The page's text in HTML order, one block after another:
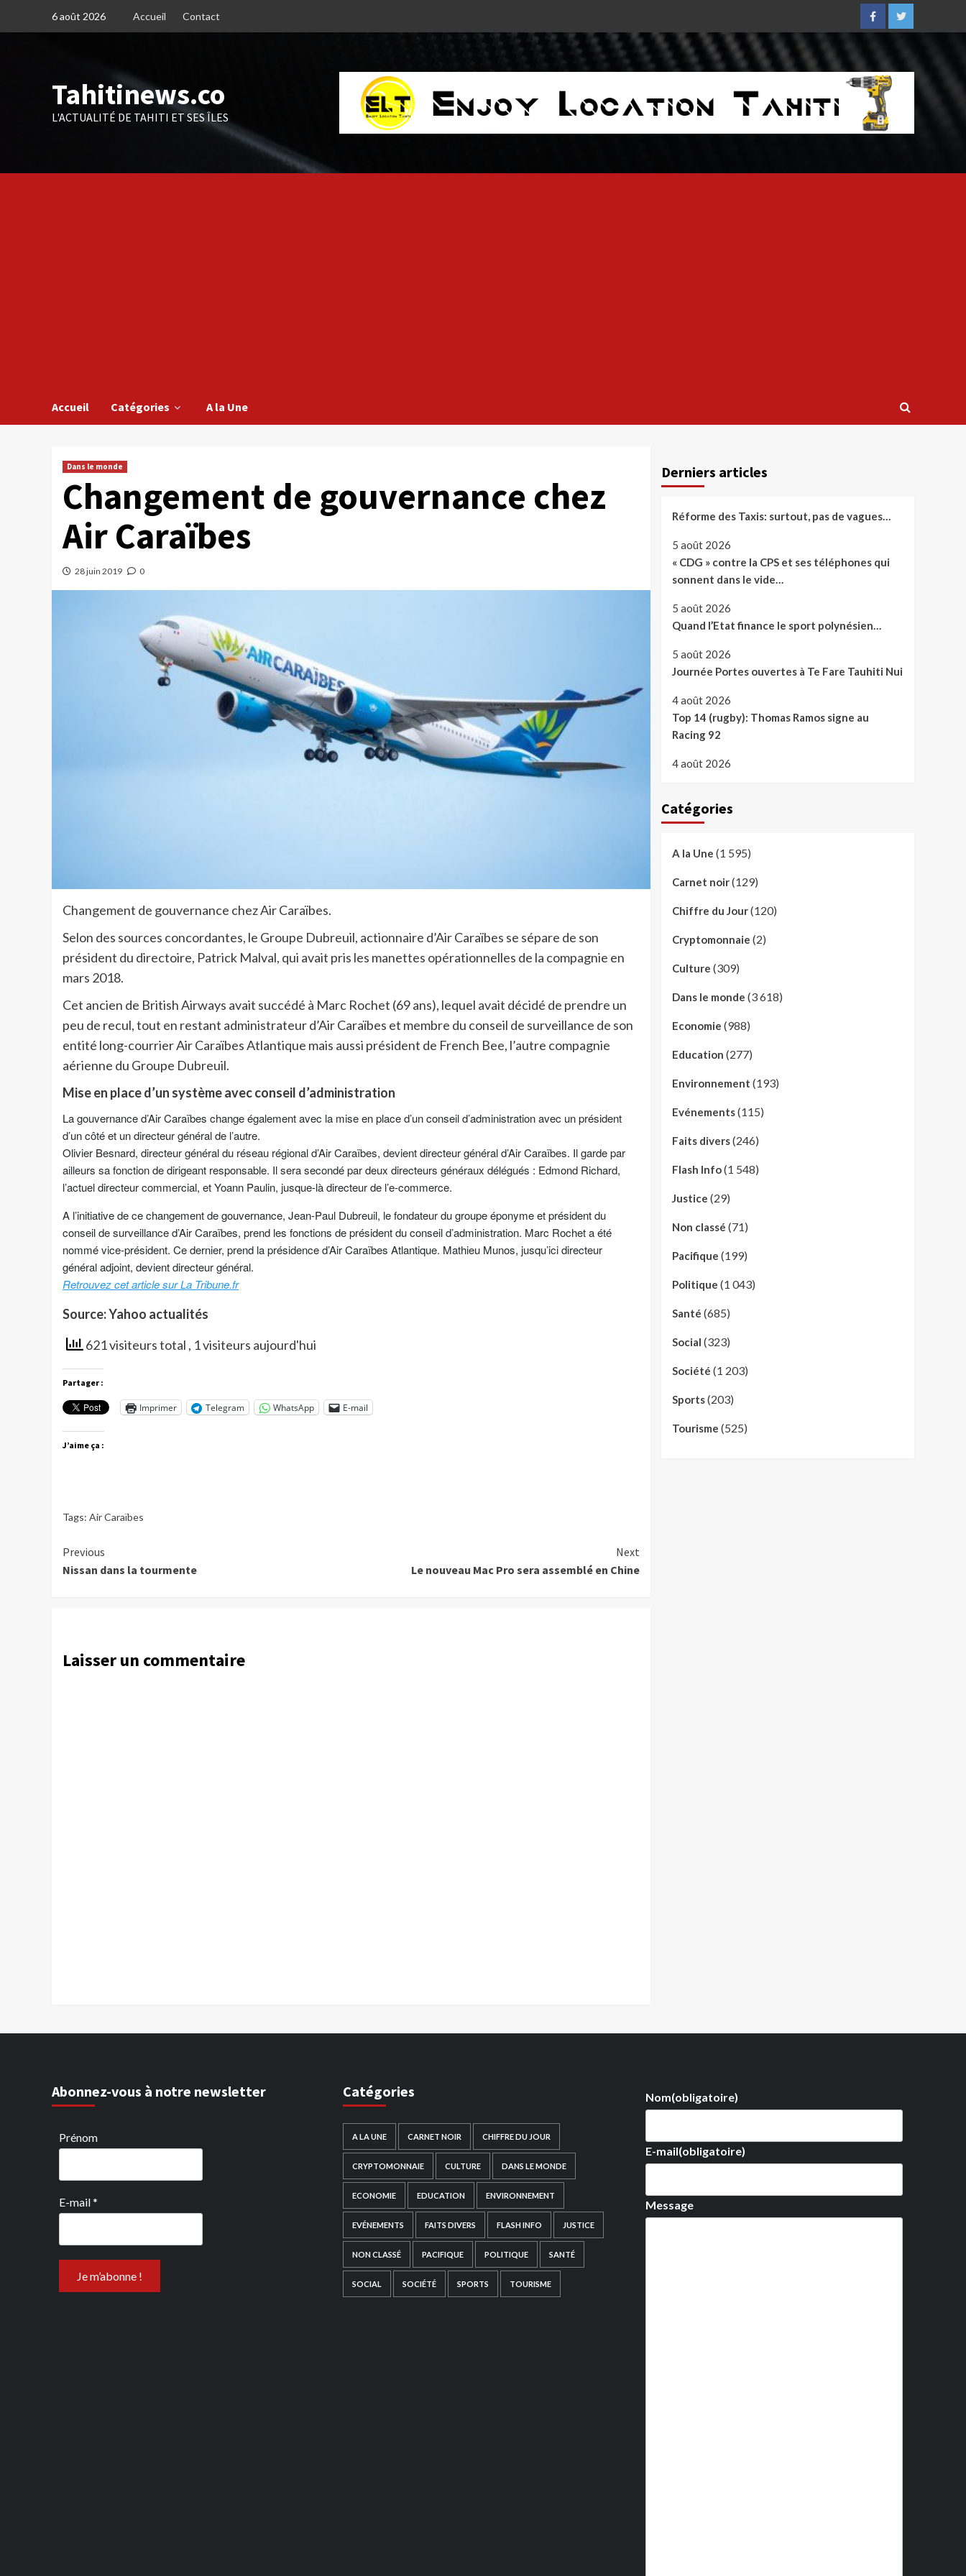
6 août 2026 Accueil Contact
FacebookTwitter
Tahitinews.co
L'ACTUALITÉ DE TAHITI ET SES ÎLES
Accueil Catégories A la Une
Dans le monde
Changement de gouvernance chez
Air Caraïbes
28 juin 2019 0
Changement de gouvernance chez Air Caraïbes.
Selon des sources concordantes, le Groupe Dubreuil, actionnaire d’Air Caraïbes se sépare de son
président du directoire, Patrick Malval, qui avait pris les manettes opérationnelles de la compagnie en
mars 2018.
Cet ancien de British Airways avait succédé à Marc Rochet (69 ans), lequel avait décidé de prendre un
peu de recul, tout en restant administrateur d’Air Caraïbes et membre du conseil de surveillance de son
entité long-courrier Air Caraïbes Atlantique mais aussi président de French Bee, l’autre compagnie
aérienne du Groupe Dubreuil.
Mise en place d’un système avec conseil d’administration
La gouvernance d’Air Caraïbes change également avec la mise en place d’un conseil d’administration avec un président
d’un côté et un directeur général de l’autre.
Olivier Besnard, directeur général du réseau régional d’Air Caraïbes, devient directeur général d’Air Caraïbes. Il garde par
ailleurs sa fonction de dirigeant responsable. Il sera secondé par deux directeurs généraux délégués : Edmond Richard,
l’actuel directeur commercial, et Yoann Paulin, jusque-là directeur de l’e-commerce.
A l’initiative de ce changement de gouvernance, Jean-Paul Dubreuil, le fondateur du groupe éponyme et président du
conseil de surveillance d’Air Caraïbes, prend les fonctions de président du conseil d’administration. Marc Rochet a été
nommé vice-président. Ce dernier, prend la présidence d’Air Caraïbes Atlantique. Mathieu Munos, jusqu’ici directeur
général adjoint, devient directeur général.
Retrouvez cet article sur La Tribune.fr
Source: Yahoo actualités
621 visiteurs total , 1 visiteurs aujourd'hui
Partager :
Imprimer Telegram WhatsApp E-mail
J’aime ça :
Tags: Air Caraïbes
Continue
Reading
Previous
Nissan dans la tourmente
Next
Le nouveau Mac Pro sera assemblé en Chine
Laisser un commentaire
Derniers articles
Réforme des Taxis: surtout, pas de vagues…
5 août 2026
« CDG » contre la CPS et ses téléphones qui
sonnent dans le vide…
5 août 2026
Quand l’Etat finance le sport polynésien…
5 août 2026
Journée Portes ouvertes à Te Fare Tauhiti Nui
4 août 2026
Top 14 (rugby): Thomas Ramos signe au
Racing 92
4 août 2026
Catégories
A la Une (1 595)
Carnet noir(129)
Chiffre du Jour(120)
Cryptomonnaie (2)
Culture (309)
Dans le monde (3 618)
Economie (988)
Education (277)
Environnement (193)
Evénements(115)
Faits divers(246)
Flash Info(1 548)
Justice (29)
Non classé (71)
Pacifique (199)
Politique (1 043)
Santé (685)
Social (323)
Société (1 203)
Sports(203)
Tourisme (525)
Abonnez-vous à notre newsletter
Prénom
E-mail*
Catégories
A LA UNE CARNET NOIR CHIFFRE DU JOUR
CRYPTOMONNAIE CULTURE DANS LE MONDE
ECONOMIE EDUCATION ENVIRONNEMENT
EVÉNEMENTS FAITS DIVERS FLASH INFO JUSTICE
NON CLASSÉ PACIFIQUE POLITIQUE SANTÉ
SOCIAL SOCIÉTÉ SPORTS TOURISME
Nom(obligatoire)
E-mail(obligatoire)
Message